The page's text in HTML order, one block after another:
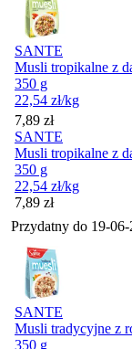
SANTE
Musli tropikalne z
350 g
22,54 zł/kg
Cena
7,89 zł
SANTE
Musli tropikalne z
350 g
22,54 zł/kg
Cena
7,89 zł
Przydatny do 19-
SANTE
Musli tradycyjne z
350 g